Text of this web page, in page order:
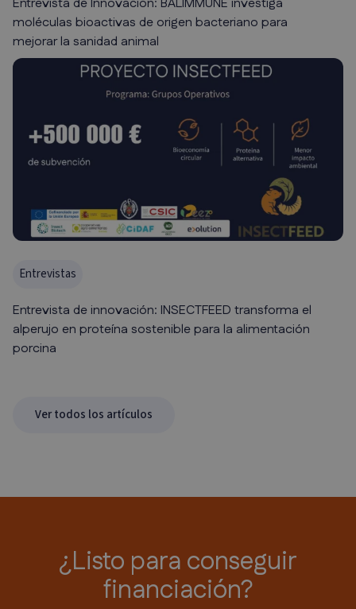
moléculas bioactivas de origen bacteriano para
mejorar la sanidad animal
Entrevistas
Entrevista de innovación: INSECTFEED transforma el
alperujo en proteína sostenible para la alimentación
porcina
Ver todos los artículos
¿Listo para conseguir
financiación?